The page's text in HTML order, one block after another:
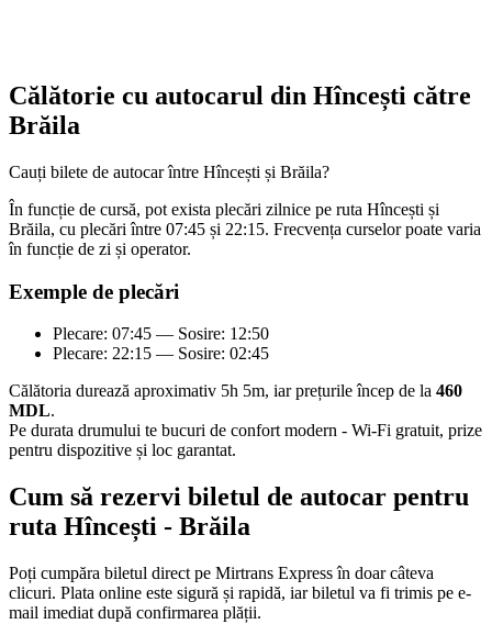
Călătorie cu autocarul din Hîncești către
Brăila
Cauți bilete de autocar între Hîncești și Brăila?
În funcție de cursă, pot exista plecări zilnice pe ruta Hîncești și
Brăila, cu plecări între 07:45 și 22:15. Frecvența curselor poate varia
în funcție de zi și operator.
Exemple de plecări
Plecare: 07:45 — Sosire: 12:50
Plecare: 22:15 — Sosire: 02:45
Călătoria durează aproximativ 5h 5m, iar prețurile încep de la 460
MDL.
Pe durata drumului te bucuri de confort modern - Wi-Fi gratuit, prize
pentru dispozitive și loc garantat.
Cum să rezervi biletul de autocar pentru
ruta Hîncești - Brăila
Poți cumpăra biletul direct pe Mirtrans Express în doar câteva
clicuri. Plata online este sigură și rapidă, iar biletul va fi trimis pe e-
mail imediat după confirmarea plății.